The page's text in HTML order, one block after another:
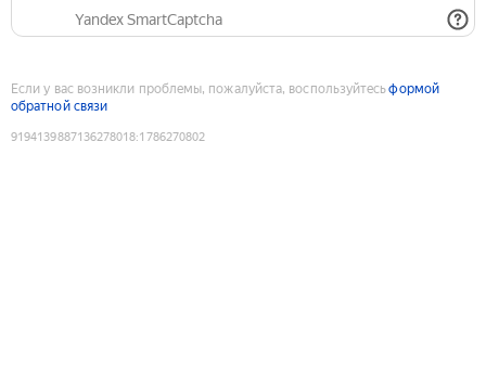
Yandex SmartCaptcha
Если у вас возникли проблемы, пожалуйста, воспользуйтесьформой
обратной связи
9194139887136278018:1786270802